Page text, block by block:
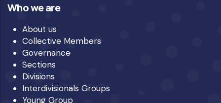
Who we are
About us
Collective Members
Governance
Sections
Divisions
Interdivisionals Groups
Young Group